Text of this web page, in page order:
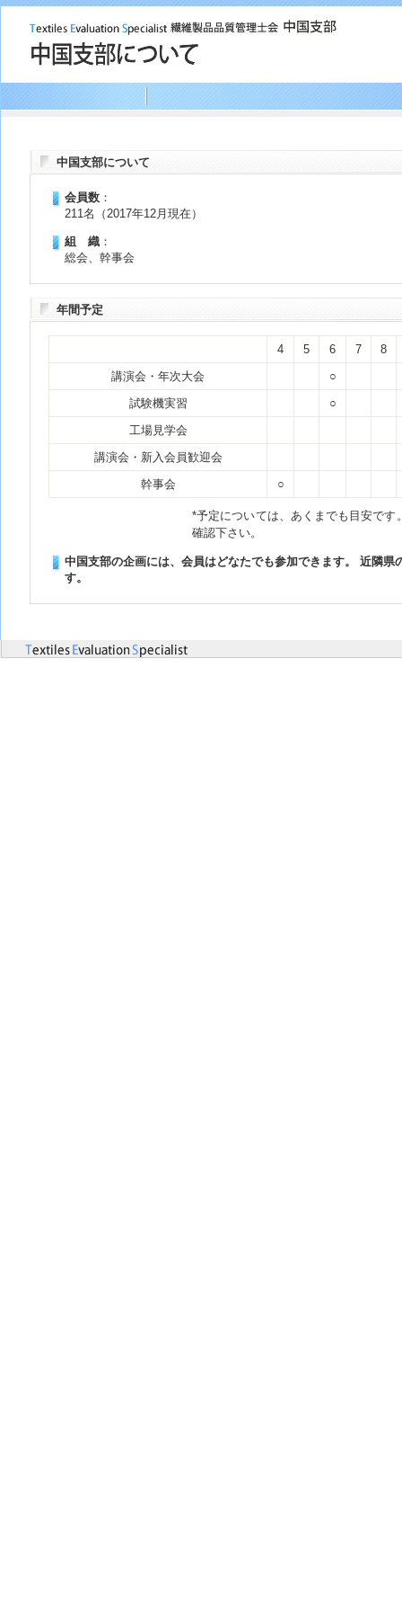
中国支部について
会員数 ：
211名（2017年12月現在）
組 織 ：
総会、幹事会
年間予定
4 5 6 7
8
講演会・年次大会
○
試験機実習
○
工場見学会
講演会・新入会員歓迎会
幹事会
○
*予定については、あくまでも目安です
確認下さい。
中国支部の企画には、会員はどなたでも参加できます。 近隣県
す。